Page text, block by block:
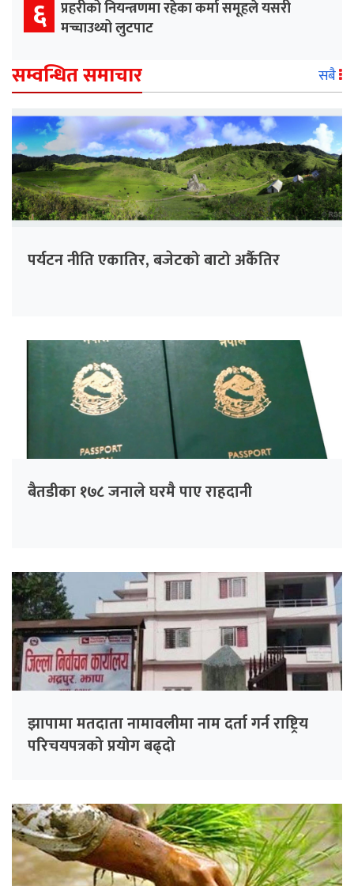
६ प्रहरीको नियन्त्रणमा रहेका कर्मा समूहले यसरी
मच्चाउथ्यो लुटपाट
सम्वन्धित समाचार सबै
पर्यटन नीति एकातिर, बजेटको बाटो अर्कैतिर
बैतडीका १७८ जनाले घरमै पाए राहदानी
झापामा मतदाता नामावलीमा नाम दर्ता गर्न राष्ट्रिय
परिचयपत्रको प्रयोग बढ्दो